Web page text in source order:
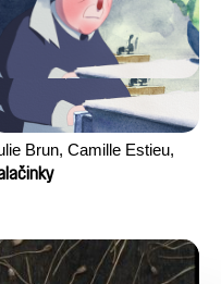
Brun, Camille Estieu,
Peng